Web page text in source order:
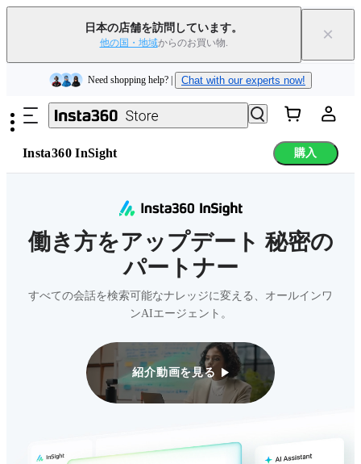
日本の店舗を訪問しています。
他の国・地域からのお買い物. ×
メインコンテンツへスキップ
Insta360 Luna Ultra｜発売中｜送料無料
下取りで旧デバイスを出すと、新規購入でキャッシュバックまたはクー
ポンを獲得できます
詳細を見る
Chat with our experts now!
Insta360 InSight 購入
働き方をアップデート 秘密の
パートナー
すべての会話を検索可能なナレッジに変える、オールインワ
ンAIエージェント。
紹介動画を見る